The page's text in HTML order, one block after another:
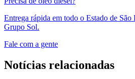
Entrega rápida em todo o Estado de
Grupo Sol.
Fale com a gente
Notícias relacionadas